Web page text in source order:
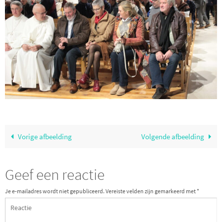
Vorige afbeelding Volgende afbeelding
Geef een reactie
Je e-mailadres wordt niet gepubliceerd. Vereiste velden zijn gemarkeerd met *